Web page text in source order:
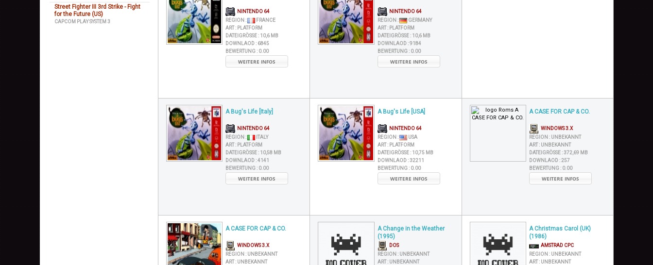
Street Fighter III 3rd Strike - Fight
for the Future (US)
CAPCOM PLAY SYSTEM 3
NINTENDO 64
REGION :
FRANCE
ART : PLATFORM
DATEIGRÖSSE : 10,6 MB
DOWNLAOD : 6845
BEWERTUNG : 0.00
WEITERE INFOS
NINTENDO 64
REGION :
GERMANY
ART : PLATFORM
DATEIGRÖSSE : 10,6 MB
DOWNLAOD :9184
BEWERTUNG : 0.00
WEITERE INFOS
A Bug's Life [Italy]
NINTENDO 64
REGION :
ITALY
ART : PLATFORM
DATEIGRÖSSE : 10,58 MB
DOWNLAOD :4141
BEWERTUNG : 0.00
WEITERE INFOS
A Bug's Life [USA]
NINTENDO 64
REGION :
USA
ART : PLATFORM
DATEIGRÖSSE : 10,75 MB
DOWNLAOD :32211
BEWERTUNG : 0.00
WEITERE INFOS
A CASE FOR CAP & CO.
WINDOWS 3.X
REGION : UNBEKANNT
ART : UNBEKANNT
DATEIGRÖSSE :372,69 MB
DOWNLAOD :257
BEWERTUNG : 0.00
WEITERE INFOS
A CASE FOR CAP & CO.
WINDOWS 3.X
REGION : UNBEKANNT
ART : UNBEKANNT
A Change in the Weather
(1995)
DOS
REGION : UNBEKANNT
ART : UNBEKANNT
A Christmas Carol (UK)
(1986)
AMSTRAD CPC
REGION : UNBEKANNT
ART : UNBEKANNT